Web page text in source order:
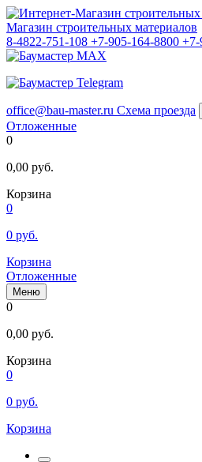
Магазин строительных материалов
8-4822-751-108 +7-905-164-8800 +7-
office@bau-master.ru Схема проезда
Отложенные
0
0,00 руб.
Корзина
0
0 руб.
Корзина
Отложенные
Меню
0
0,00 руб.
Корзина
0
0 руб.
Корзина